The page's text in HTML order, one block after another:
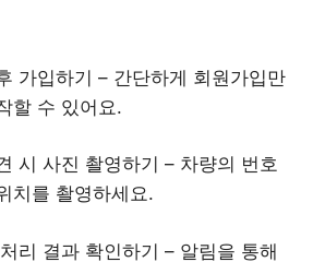
가입하기 – 간단하게 회원가입만
할 수 있어요.
시 사진 촬영하기 – 차량의 번호
치를 촬영하세요.
리 결과 확인하기 – 알림을 통해